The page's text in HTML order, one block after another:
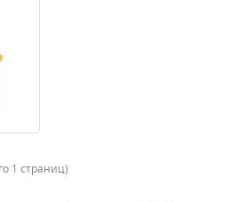
1 страниц)